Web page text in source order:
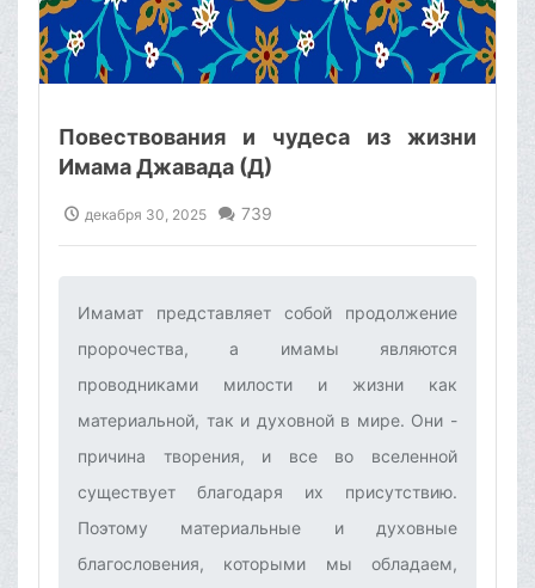
Повествования и чудеса из жизни
Имама Джавада (Д)
декабря 30, 2025 739
Имамат представляет собой продолжение
пророчества, а имамы являются
проводниками милости и жизни как
материальной, так и духовной в мире. Они -
причина творения, и все во вселенной
существует благодаря их присутствию.
Поэтому материальные и духовные
благословения, которыми мы обладаем,